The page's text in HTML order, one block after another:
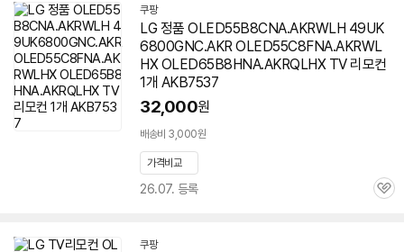
쿠팡
LG 정품 OLED55B8CNA.AKRWLH 49UK
6800GNC.AKR OLED55C8FNA.AKRWL
HX OLED65B8HNA.AKRQLHX TV 리모컨
1개 AKB7537
32,000원
배송비 3,000원
가격비교
26.07. 등록
관
쿠팡